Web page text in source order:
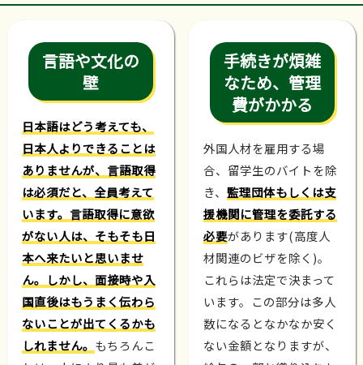
言語や文化の
壁
日本語はどう考えても、
日本人よりできることは
ありませんが、言語取得
は必須だと、全員考えて
います。言語取得に意欲
がない人は、そもそも日
本へ来たいと思いませ
ん。しかし、面接時や入
国直後はもうまく伝わら
ないことが出てくるかも
しれません。 もちろんこ
手続きが煩雑
なため、管理
費がかかる
外国人材を雇用する場
合、留学生のバイトを除
き、 監理団体もしくは支
援機関に管理を委託する
必要があります(高度人
材関連のビザを除く)。
これらは法定で決まって
います。この部分は多人
数になるとなかなか安く
ない金額となりますが、